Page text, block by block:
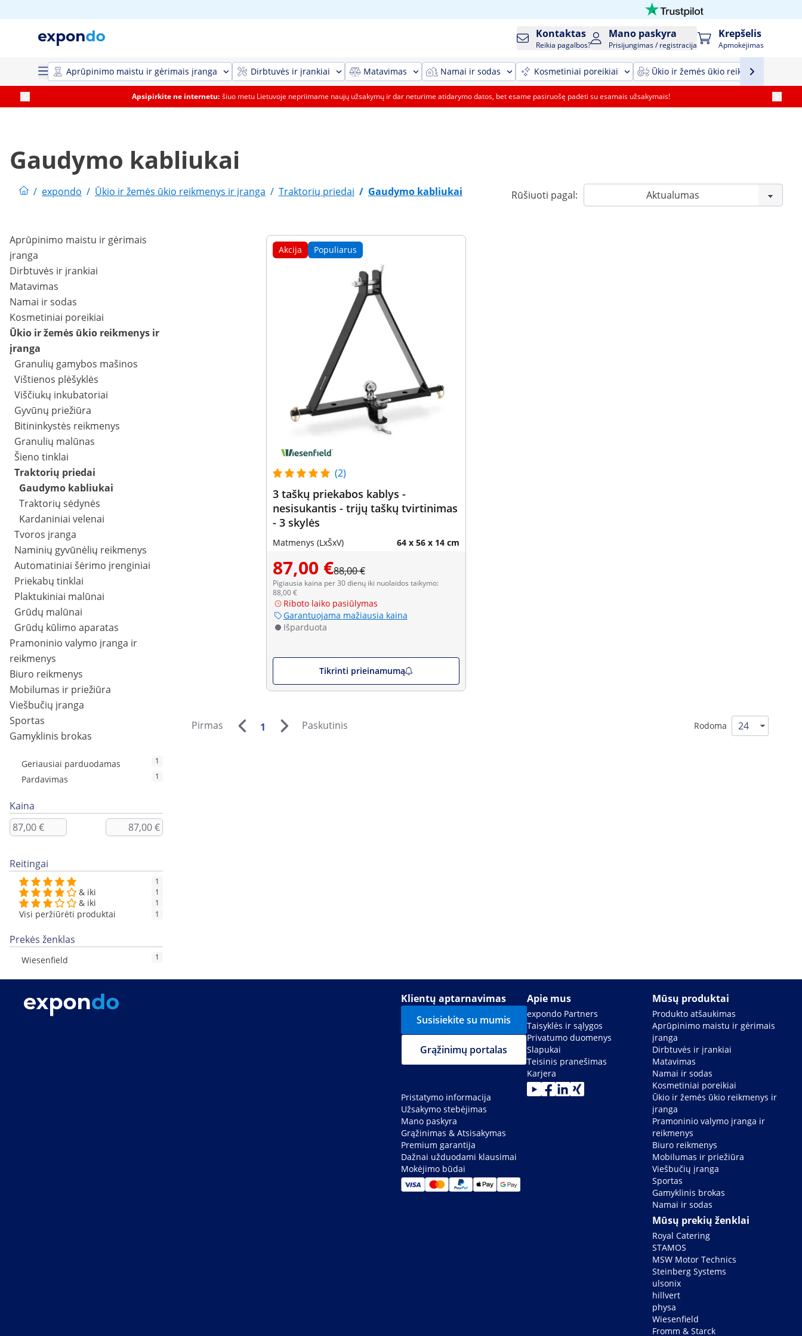
Kontaktas
Reikia pagalbos?
Mano paskyra
Prisijungimas / registracija
Krepšelis
Apmokėjimas
Aprūpinimo maistu ir gėrimais įranga Dirbtuvės ir įrankiai Matavimas Namai ir sodas Kosmetiniai poreikiai Ūkio ir žemės ūkio reikmenys ir
Apsipirkite ne internetu: šiuo metu Lietuvoje nepriimame naujų užsakymų ir dar neturime atidarymo datos, bet esame pasiruošę padėti su esamais užsakymais!
Gaudymo kabliukai
/ expondo / Ūkio ir žemės ūkio reikmenys ir įranga / Traktorių priedai / Gaudymo kabliukai Rūšiuoti pagal:
Aprūpinimo maistu ir gėrimais
įranga
Dirbtuvės ir įrankiai
Matavimas
Namai ir sodas
Kosmetiniai poreikiai
Ūkio ir žemės ūkio reikmenys ir
įranga
Granulių gamybos mašinos
Vištienos plėšyklės
Viščiukų inkubatoriai
Gyvūnų priežiūra
Bitininkystės reikmenys
Granulių malūnas
Šieno tinklai
Traktorių priedai
Gaudymo kabliukai
Traktorių sėdynės
Kardaniniai velenai
Tvoros įranga
Naminių gyvūnėlių reikmenys
Automatiniai šėrimo įrenginiai
Priekabų tinklai
Plaktukiniai malūnai
Grūdų malūnai
Grūdų kūlimo aparatas
Pramoninio valymo įranga ir
reikmenys
Biuro reikmenys
Mobilumas ir priežiūra
Viešbučių įranga
Sportas
Gamyklinis brokas
Geriausiai parduodamas 1
Pardavimas 1
Kaina
Reitingai
1
& iki 1
& iki 1
Visi peržiūrėti produktai 1
Prekės ženklas
Wiesenfield 1
Akcija Populiarus
(2)
3 taškų priekabos kablys -
nesisukantis - trijų taškų tvirtinimas
- 3 skylės
Matmenys (LxŠxV) 64 x 56 x 14 cm
87,00 €88,00 €
Pigiausia kaina per 30 dienų iki nuolaidos taikymo:
88,00 €
Riboto laiko pasiūlymas
Garantuojama mažiausia kaina
Išparduota
Tikrinti prieinamumą
Pirmas 1 Paskutinis Rodoma
Klientų aptarnavimas
Susisiekite su mumis
Grąžinimų portalas
Pristatymo informacija
Užsakymo stebėjimas
Mano paskyra
Grąžinimas & Atsisakymas
Premium garantija
Dažnai užduodami klausimai
Mokėjimo būdai
Apie mus
expondo Partners
Taisyklės ir sąlygos
Privatumo duomenys
Slapukai
Teisinis pranešimas
Karjera
Mūsų produktai
Produkto atšaukimas
Aprūpinimo maistu ir gėrimais
įranga
Dirbtuvės ir įrankiai
Matavimas
Namai ir sodas
Kosmetiniai poreikiai
Ūkio ir žemės ūkio reikmenys ir
įranga
Pramoninio valymo įranga ir
reikmenys
Biuro reikmenys
Mobilumas ir priežiūra
Viešbučių įranga
Sportas
Gamyklinis brokas
Namai ir sodas
Mūsų prekių ženklai
Royal Catering
STAMOS
MSW Motor Technics
Steinberg Systems
ulsonix
hillvert
physa
Wiesenfield
Fromm & Starck